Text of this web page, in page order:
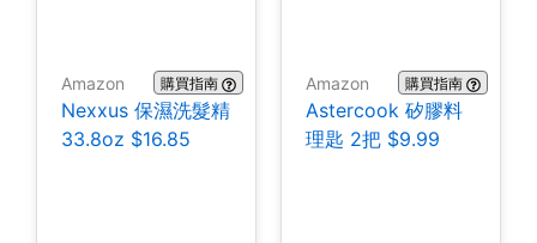
Amazon 購買指南
Nexxus 保濕洗髮精
33.8oz $16.85
Amazon 購買指南
Astercook 矽膠料
理匙 2把 $9.99